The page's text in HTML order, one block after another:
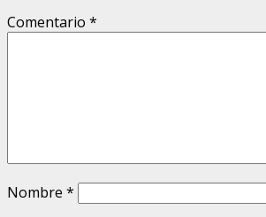
Comentario *
Nombre *